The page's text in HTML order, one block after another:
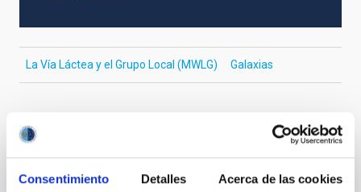
Consentimiento Detalles Acerca de las cookies
La Vía Láctea y el Grupo Local (MWLG) Galaxias
Te puede interesar